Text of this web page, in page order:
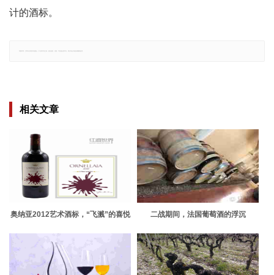
计的酒标。
相关文章
奥纳亚2012艺术酒标，“飞溅”的喜悦 二战期间，法国葡萄酒的浮沉